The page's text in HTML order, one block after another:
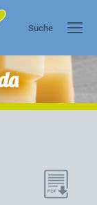
Search:
Suche